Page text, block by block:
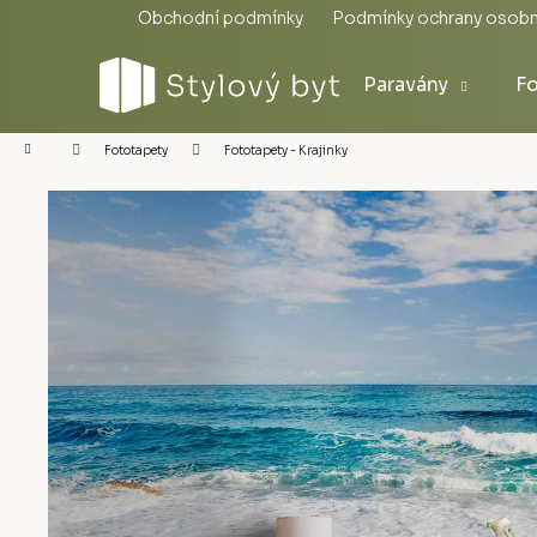
Obchodní podmínky Podmínky ochrany
Paravány
Domů Fototapety Fototapety - Krajinky